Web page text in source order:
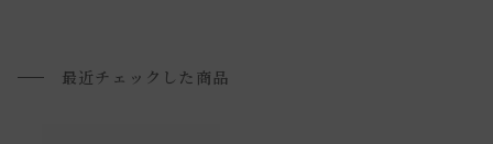
■ご不明な点やご希望がございましたら、お気軽にお問い合
最近チェックした商品